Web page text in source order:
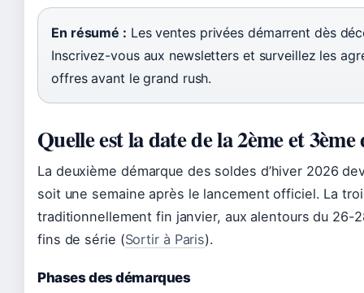
En résumé : Les ventes privées démarrent dès
Inscrivez-vous aux newsletters et surveillez les
offres avant le grand rush.
Quelle est la date de la 2ème et
La deuxième démarque des soldes d’hiver 2026
soit une semaine après le lancement officiel. La
traditionnellement fin janvier, aux alentours du 26-
fins de série (Sortir à Paris).
Phases des démarques